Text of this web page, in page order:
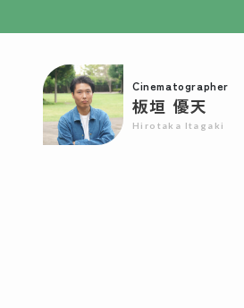
Cinematographer
板垣 優天
Hirotaka Itagaki